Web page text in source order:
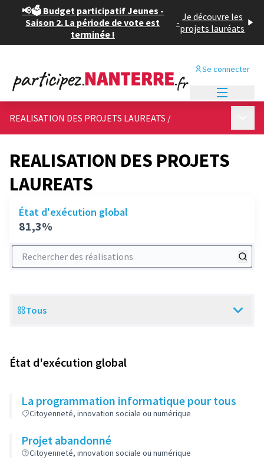
📢🗳️ Budget participatif Jeunes -
Saison 2. La période de vote est
terminée !
- Je découvre les
projets lauréats
Se connecter
REALISATION DES PROJETS LAUREATS /
REALISATION DES PROJETS
LAUREATS
État d'exécution global
81,3%
Rechercher des réalisations
Scope
Tous
État d'exécution global
La programmation informatique pour tous
Citoyenneté, innovation sociale ou numérique
Projet abandonné
Citoyenneté, innovation sociale ou numérique